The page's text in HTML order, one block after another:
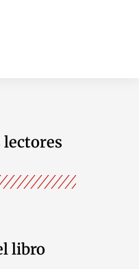
lectores
libro